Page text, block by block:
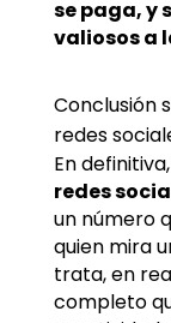
se paga, y
valiosos a
Conclusión
redes
En
redes
un número
quien mira
trata, en
completo